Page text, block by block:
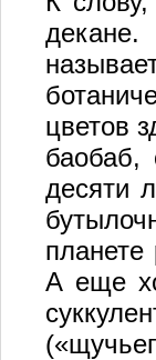
декане.
цветов
баобаб,
десяти
планете
А еще